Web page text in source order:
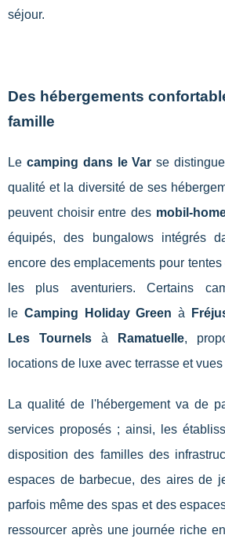
séjour.
Des hébergements
famille
Le camping dans le Var se
qualité et la diversité de ses
peuvent choisir entre des mobil-
équipés, des bungalows intégrés
encore des emplacements pour
les plus aventuriers. Certains
le Camping Holiday Green à
Les Tournelsà Ramatuelle,
locations de luxe avec terrasse et
La qualité de l'hébergement va de
services proposés ; ainsi, les
disposition des familles des
espaces de barbecue, des aires de
parfois même des spas et des
ressourcer après une journée riche